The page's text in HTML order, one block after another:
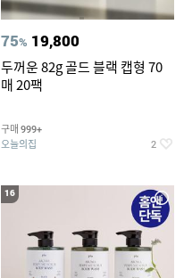
75% 19,800
두꺼운 82g 골드 블랙 캡형 70
매 20팩
구매 999+
오늘의집 2
16